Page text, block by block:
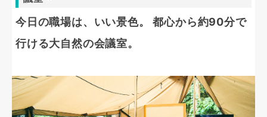
今日の職場は、いい景色。 都心から約90分で
行ける大自然の会議室。